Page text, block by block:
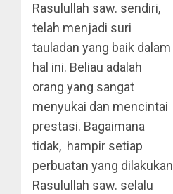
Rasulullah saw. sendiri,
telah menjadi suri
tauladan yang baik dalam
hal ini. Beliau adalah
orang yang sangat
menyukai dan mencintai
prestasi. Bagaimana
tidak, hampir setiap
perbuatan yang dilakukan
Rasulullah saw. selalu